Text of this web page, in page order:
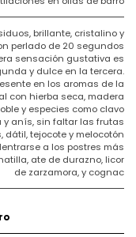
brillante, cristalino y
perlado de 20 segundos
sensación gustativa es
y dulce en la tercera.
en los aromas de la
con hierba seca, madera
y especies como clavo
y anís, sin faltar las frutas
dátil, tejocote y melocotón
a los postres más
ate de durazno, licor
de zarzamora, y cognac